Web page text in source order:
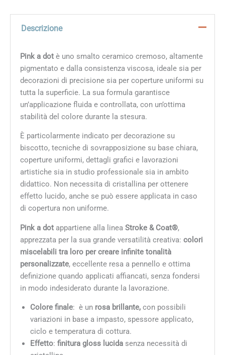
Descrizione
Pink a dot è uno smalto ceramico cremoso, altamente
pigmentato e dalla consistenza viscosa, ideale sia per
decorazioni di precisione sia per coperture uniformi su
tutta la superficie. La sua formula garantisce
un’applicazione fluida e controllata, con un’ottima
stabilità del colore durante la stesura.
È particolarmente indicato per decorazione su
biscotto, tecniche di sovrapposizione su base chiara,
coperture uniformi, dettagli grafici e lavorazioni
artistiche sia in studio professionale sia in ambito
didattico. Non necessita di cristallina per ottenere
effetto lucido, anche se può essere applicata in caso
di copertura non uniforme.
Pink a dot appartiene alla linea Stroke & Coat®,
apprezzata per la sua grande versatilità creativa: colori
miscelabili tra loro per creare infinite tonalità
personalizzate, eccellente resa a pennello e ottima
definizione quando applicati affiancati, senza fondersi
in modo indesiderato durante la lavorazione.
Colore finale: è unrosa brillante, con possibili
variazioni in base a impasto, spessore applicato,
ciclo e temperatura di cottura.
Effetto: finitura gloss lucidasenza necessità di